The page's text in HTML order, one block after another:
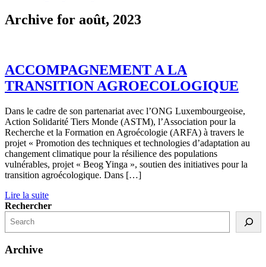
Archive for août, 2023
ACCOMPAGNEMENT A LA
TRANSITION AGROECOLOGIQUE
Dans le cadre de son partenariat avec l’ONG Luxembourgeoise,
Action Solidarité Tiers Monde (ASTM), l’Association pour la
Recherche et la Formation en Agroécologie (ARFA) à travers le
projet « Promotion des techniques et technologies d’adaptation au
changement climatique pour la résilience des populations
vulnérables, projet « Beog Yinga », soutien des initiatives pour la
transition agroécologique. Dans […]
Lire la suite
Rechercher
Archive